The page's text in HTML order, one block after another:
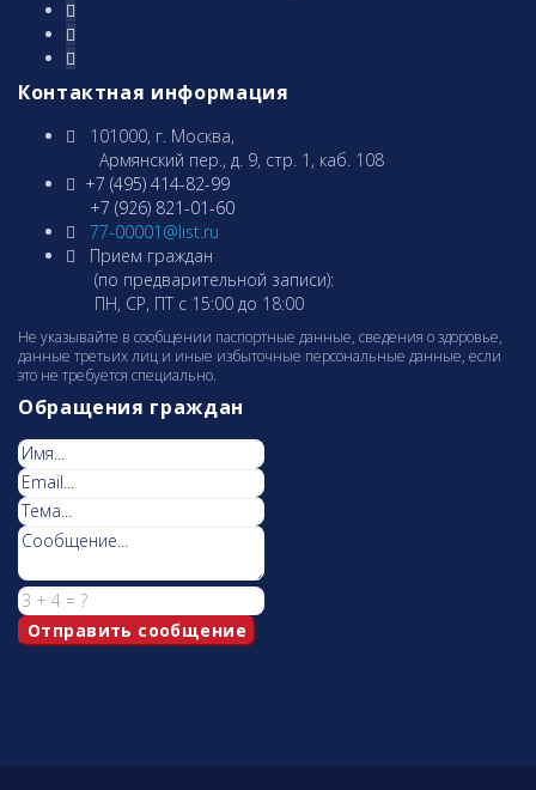
Контактная информация
101000, г. Москва,
Армянcкий пер., д. 9, стр. 1, каб. 108
+7 (495) 414-82-99
+7 (926) 821-01-60
77-00001@list.ru
Прием граждан
(по предварительной записи):
ПН, СР, ПТ с 15:00 до 18:00
Не указывайте в сообщении паспортные данные, сведения о здоровье,
данные третьих лиц и иные избыточные персональные данные, если
это не требуется специально.
Обращения граждан